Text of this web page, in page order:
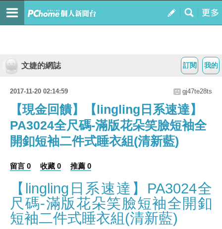
我的
訂閱
文婕的網誌
2017-11-20 02:14:59 gj47te28ts
【現金回饋】【lingling日系速達】
PA3024全尺碼-滿版花朵笑臉短袖全
開釦短袖二件式睡衣組(清新藍)
留言 0 收藏 0 推薦 0
【lingling日系速達】PA3024全
尺碼-滿版花朵笑臉短袖全開釦
短袖二件式睡衣組(清新藍)